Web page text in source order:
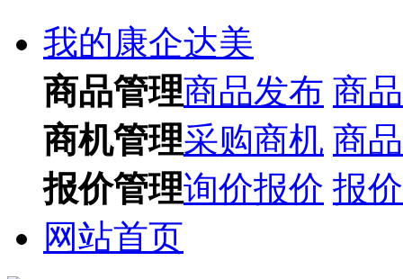
我的康企达美
商品管理商品发布 商
商机管理采购商机 商
报价管理询价报价 报
网站首页